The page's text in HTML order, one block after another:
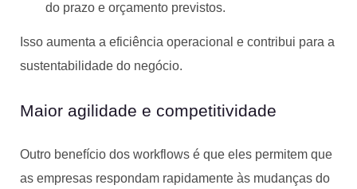
do prazo e orçamento previstos.
Isso aumenta a eficiência operacional e contribui para a
sustentabilidade do negócio.
Maior agilidade e competitividade
Outro benefício dos workflows é que eles permitem que
as empresas respondam rapidamente às mudanças do